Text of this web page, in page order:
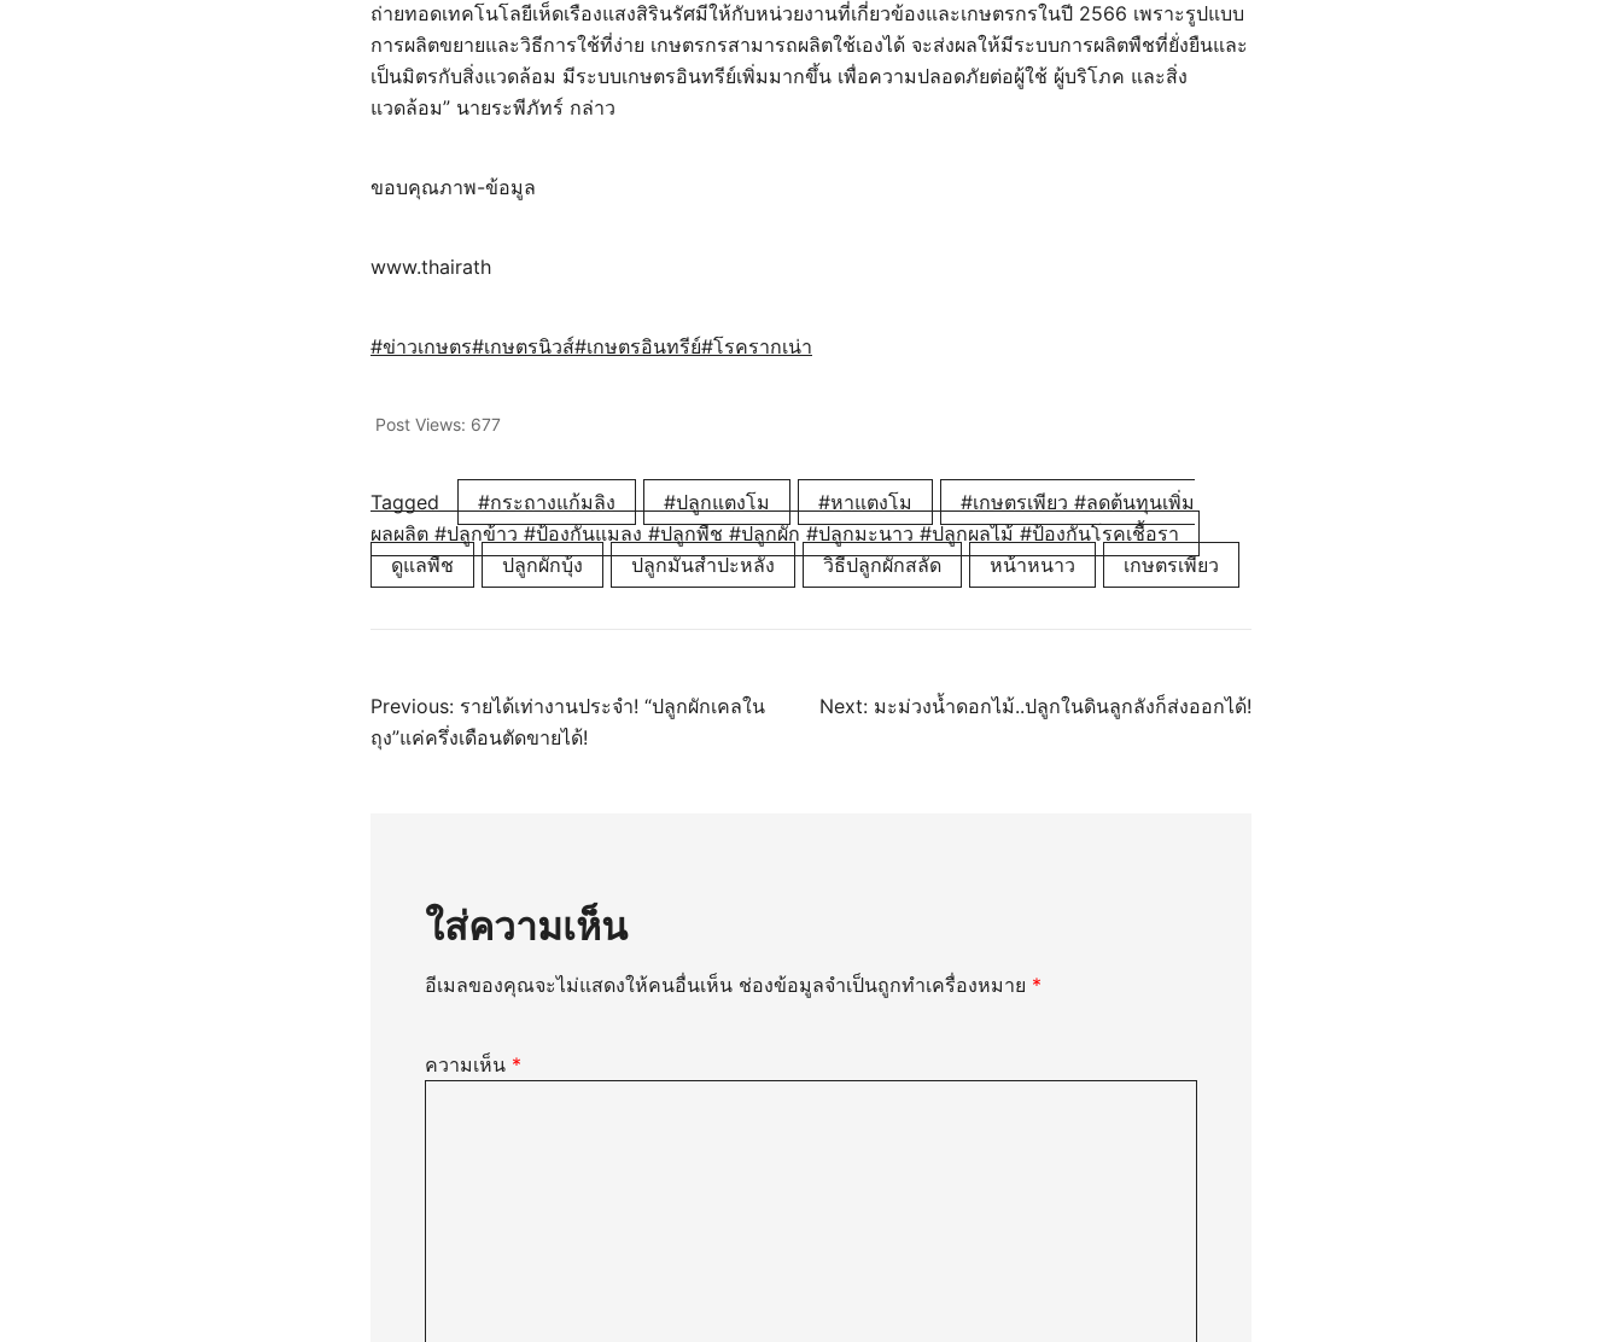
ถ่ายทอดเทคโนโลยีเห็ดเรืองแสงสิรินรัศมีให้กับหน่วยงานที่เกี่ยวข้องและเกษตรกรในปี 2566 เพราะรูปแบบ
การผลิตขยายและวิธีการใช้ที่ง่าย เกษตรกรสามารถผลิตใช้เองได้ จะส่งผลให้มีระบบการผลิตพืชที่ยั่งยืนและ
เป็นมิตรกับสิ่งแวดล้อม มีระบบเกษตรอินทรีย์เพิ่มมากขึ้น เพื่อความปลอดภัยต่อผู้ใช้ ผู้บริโภค และสิ่ง
แวดล้อม” นายระพีภัทร์ กล่าว
ขอบคุณภาพ-ข้อมูล
www.thairath
#ข่าวเกษตร#เกษตรนิวส์#เกษตรอินทรีย์#โรครากเน่า
Post Views: 677
Tagged #กระถางแก้มลิง #ปลูกแตงโม #หาแตงโม
#เกษตรเพียว #ลดต้นทุนเพิ่ม
ผลผลิต #ปลูกข้าว #ป้องกันแมลง #ปลูกพืช #ปลูกผัก #ปลูกมะนาว #ปลูกผลไม้ #ป้องกันโรคเชื้อรา
ดูแลพืช
ปลูกผักบุ้ง ปลูกมันสำปะหลัง วิธีปลูกผักสลัด หน้าหนาว เกษตรเพียว
แนะแนว
Previous: รายได้เท่างานประจำ! “ปลูกผักเคลใน
ถุง”แค่ครึ่งเดือนตัดขายได้!
Next: มะม่วงน้ำดอกไม้..ปลูกในดินลูกลังก็ส่งออกได้!
ใส่ความเห็น
อีเมลของคุณจะไม่แสดงให้คนอื่นเห็น ช่องข้อมูลจำเป็นถูกทำเครื่องหมาย *
ความเห็น *